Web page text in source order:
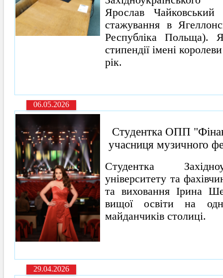
Ярослав Чайковський
стажування в
Республіка Польща).
стипендії імені
рік.
06.05.2026
Студентка ОПП
учасниця музичного
Студентка
університету та
та виховання Ірина
вищої освіти на
майданчиків столиці.
29.04.2026